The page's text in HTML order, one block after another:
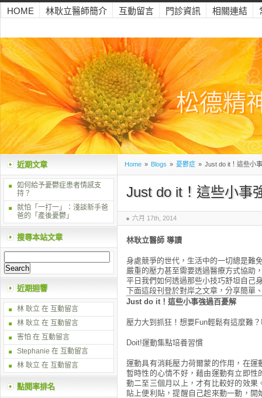
松德精
HOME 林耿立醫師簡介 互動留言 門診資訊 相關連結
Home » Blogs » 憂鬱症 » Just do it！這些小
Just do it！這些小事
六月 17th, 2014
林耿立醫師 導讀
身處競爭的世代，生活中的一切總是難
嚴重的壓力甚至需要透過醫療方式協助
平日我們如何透過那些小技巧舒坦自己
下面這段刊登於對岸之文章，分享簡單
Just do it！這些小事強過百憂解
壓力大到抓狂！想要Fun輕鬆有這麼難
Doit!運動集點培養習慣
運動具有消耗壓力荷爾蒙的作用，在
暫時性的心情不好，藉由運動有立即
動二至三個月以上，才有比較好的效
貼上便利貼，提醒自己起來動一動，
近期文章
如何給予憂鬱症患者情感支
持？
就怕「一打一」：淺談新手爸
爸的「產後憂鬱」
搜尋本站文章
近期迴響
林 耿立 在 互動留言
林 耿立 在 互動留言
害怕 在 互動留言
Stephanie 在 互動留言
林 耿立 在 互動留言
點閱率排名